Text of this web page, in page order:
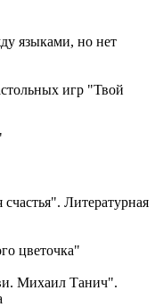
языками, но нет
игр "Твой
Литературная
цветочка"
Михаил Танич".